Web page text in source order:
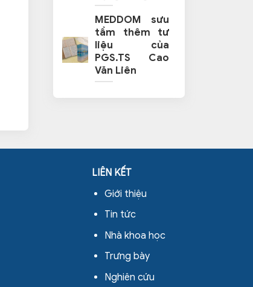
MEDDOM sưu
tầm thêm tư
liệu của
PGS.TS Cao
Văn Liên
LIÊN KẾT
Giới thiệu
Tin tức
Nhà khoa học
Trưng bày
Nghiên cứu